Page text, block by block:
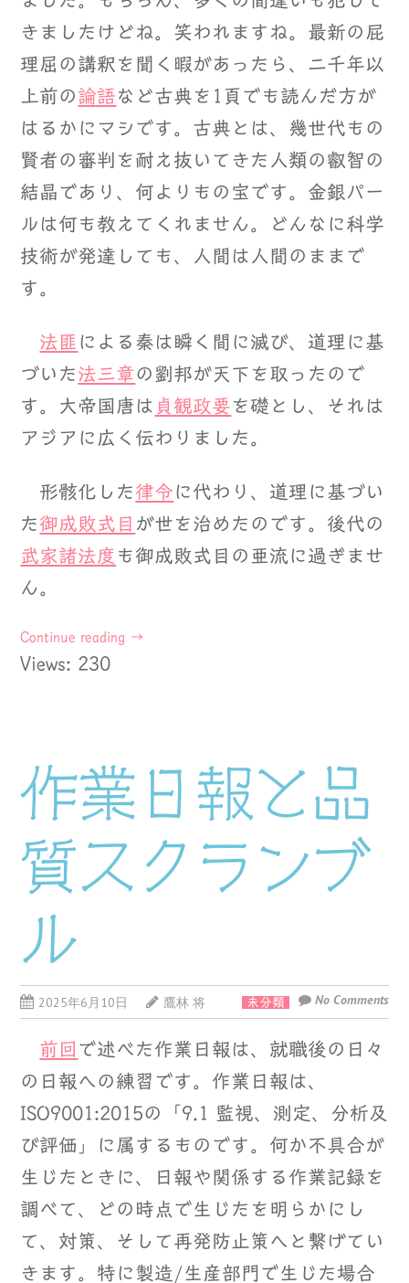
きましたけどね。笑われますね。最新の屁
理屈の講釈を聞く暇があったら、二千年以
上前の 論語 など古典を1頁でも読んだ方が
はるかにマシです。古典とは、幾世代もの
賢者の審判を耐え抜いてきた人類の叡智の
結晶であり、何よりもの宝です。金銀パー
ルは何も教えてくれません。どんなに科学
技術が発達しても、人間は人間のままで
す。
法匪 による秦は瞬く間に滅び、道理に基
づいた 法三章の劉邦が天下を取ったので
す。大帝国唐は 貞観政要 を礎とし、それは
アジアに広く伝わりました。
形骸化した 律令 に代わり、道理に基づい
た 御成敗式目 が世を治めたのです。後代の
武家諸法度 も御成敗式目の亜流に過ぎませ
ん。
Continue reading →
Views: 230
作業日報と品
質スクランブ
ル
2025年6月10日 鷹林 将 未分類 No Comments
前回 で述べた作業日報は、就職後の日々
の日報への練習です。作業日報は、
ISO9001:2015の「9.1 監視、測定、分析及
び評価」に属するものです。何か不具合が
生じたときに、日報や関係する作業記録を
調べて、どの時点で生じたを明らかにし
て、対策、そして再発防止策へと繋げてい
きます。特に製造/生産部門で生じた場合